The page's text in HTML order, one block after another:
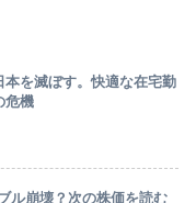
を滅ぼす。快適な在宅勤
危機
ル崩壊？次の株価を読む